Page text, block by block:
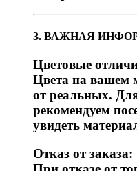
3. ВАЖНАЯ
Цветовые
Цвета на вашем
от реальных.
рекомендуем
увидеть
Отказ от заказа: